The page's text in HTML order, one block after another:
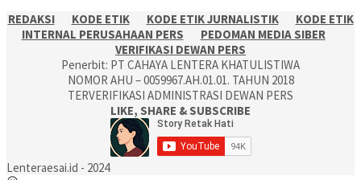
REDAKSI
KODE ETIK KODE ETIK JURNALISTIK
KODE ETIK
INTERNAL PERUSAHAAN PERS
PEDOMAN MEDIA SIBER
VERIFIKASI DEWAN PERS
Penerbit: PT CAHAYA LENTERA KHATULISTIWA
NOMOR AHU – 0059967.AH.01.01. TAHUN 2018
TERVERIFIKASI ADMINISTRASI DEWAN PERS
LIKE, SHARE & SUBSCRIBE
Lenteraesai.id - 2024